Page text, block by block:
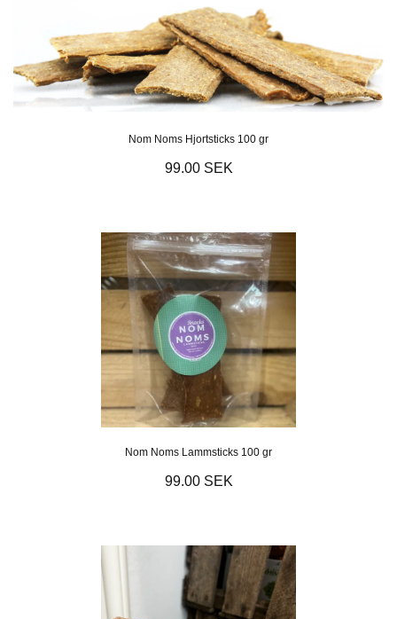
Nom Noms Hjortsticks 100 gr
99.00 SEK
Nom Noms Lammsticks 100 gr
99.00 SEK